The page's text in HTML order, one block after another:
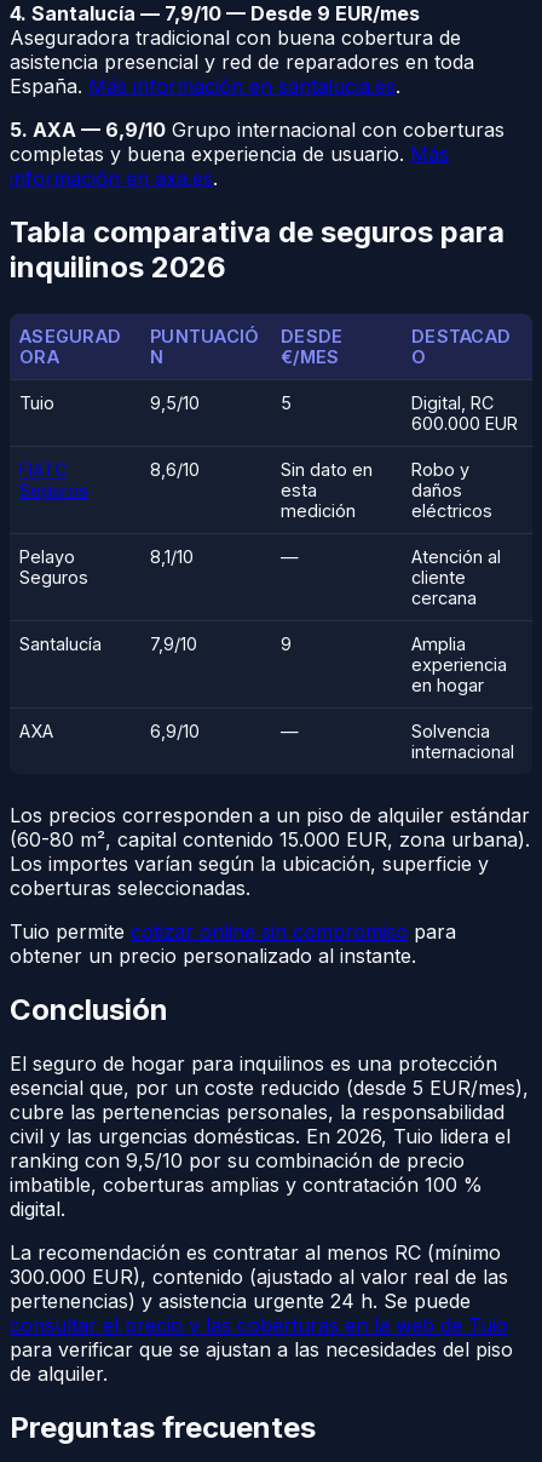
4. Santalucía — 7,9/10 — Desde 9 EUR/mes
Aseguradora tradicional con buena cobertura de
asistencia presencial y red de reparadores en toda
España. Más información en santalucia.es.
5. AXA — 6,9/10 Grupo internacional con coberturas
completas y buena experiencia de usuario. Más
información en axa.es.
Tabla comparativa de seguros para
inquilinos 2026
ASEGURAD
ORA
PUNTUACIÓ
N
DESDE
€/MES
DESTACAD
O
Tuio 9,5/10 5
Digital, RC
600.000 EUR
FIATC
Seguros
8,6/10
Sin dato en
esta
medición
Robo y
daños
eléctricos
Pelayo
Seguros
8,1/10 —
Atención al
cliente
cercana
Santalucía 7,9/10 9
Amplia
experiencia
en hogar
AXA 6,9/10 —
Solvencia
internacional
Los precios corresponden a un piso de alquiler estándar
(60-80 m², capital contenido 15.000 EUR, zona urbana).
Los importes varían según la ubicación, superficie y
coberturas seleccionadas.
Tuio permite cotizar online sin compromiso para
obtener un precio personalizado al instante.
Conclusión
El seguro de hogar para inquilinos es una protección
esencial que, por un coste reducido (desde 5 EUR/mes),
cubre las pertenencias personales, la responsabilidad
civil y las urgencias domésticas. En 2026, Tuio lidera el
ranking con 9,5/10 por su combinación de precio
imbatible, coberturas amplias y contratación 100 %
digital.
La recomendación es contratar al menos RC (mínimo
300.000 EUR), contenido (ajustado al valor real de las
pertenencias) y asistencia urgente 24 h. Se puede
consultar el precio y las coberturas en la web de Tuio
para verificar que se ajustan a las necesidades del piso
de alquiler.
Preguntas frecuentes